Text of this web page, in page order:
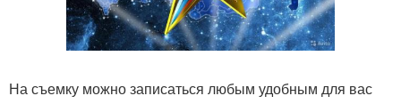
На съемку можно записаться любым удобным для вас